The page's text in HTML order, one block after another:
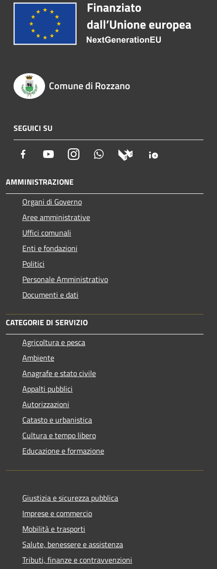
Comune di Rozzano
SEGUICI SU
Facebook YoutubeInstagram Whatsapp
AMMINISTRAZIONE
Organi di Governo
Aree amministrative
Uffici comunali
Enti e fondazioni
Politici
Personale Amministrativo
Documenti e dati
CATEGORIE DI SERVIZIO
Agricoltura e pesca
Ambiente
Anagrafe e stato civile
Appalti pubblici
Autorizzazioni
Catasto e urbanistica
Cultura e tempo libero
Educazione e formazione
Giustizia e sicurezza pubblica
Imprese e commercio
Mobilità e trasporti
Salute, benessere e assistenza
Tributi, finanze e contravvenzioni